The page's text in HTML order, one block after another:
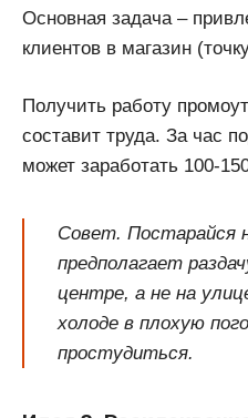
Основная задача –
клиентов в магазин
Получить работу
составит труда. За час
может заработать 100-
Совет. Постарайся
предполагает
центре, а не на
холоде в плохую
простудиться.